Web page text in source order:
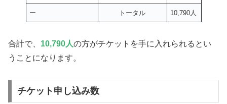
ー トータル 10,790人
合計で、 10,790人の方がチケットを手に入れられるとい
うことになります。
チケット申し込み数